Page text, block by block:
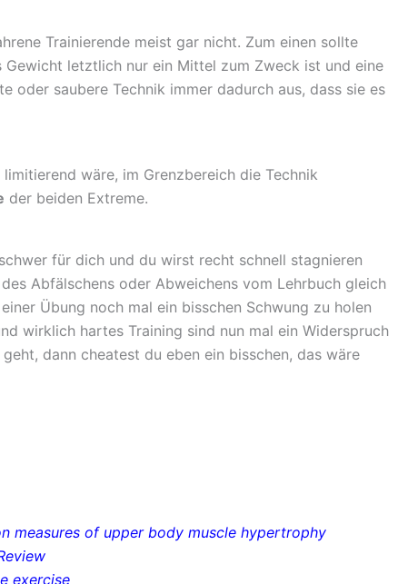
Trainierende meist gar nicht. Zum einen sollte
Gewicht letztlich nur ein Mittel zum Zweck ist und eine
oder saubere Technik immer dadurch aus, dass sie es
wäre, im Grenzbereich die Technik
der beiden Extreme.
für dich und du wirst recht schnell stagnieren
Abfälschens oder Abweichens vom Lehrbuch gleich
einer Übung noch mal ein bisschen Schwung zu holen
wirklich hartes Training sind nun mal ein Widerspruch
dann cheatest du eben ein bisschen, das wäre
measures of upper body muscle hypertrophy
exercise